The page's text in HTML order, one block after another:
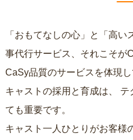
「おもてなしの心」と「高
事代行サービス、それこそが
CaSy品質のサービスを体現
キャストの採用と育成は、
ても重要です。
キャスト一人ひとりがお客様